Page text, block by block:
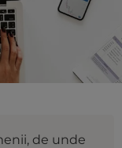
de unde